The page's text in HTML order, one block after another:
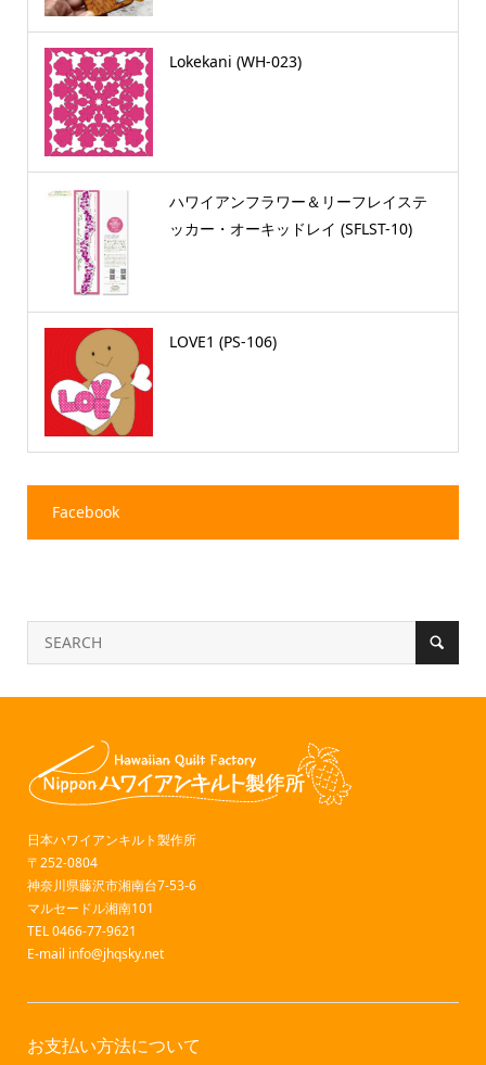
Lokekani (WH-023)
ハワイアンフラワー＆リーフレイステ
ッカー・オーキッドレイ (SFLST-10)
LOVE1 (PS-106)
Facebook
日本ハワイアンキルト製作所
〒252-0804
神奈川県藤沢市湘南台7-53-6
マルセードル湘南101
TEL 0466-77-9621
E-mail info@jhqsky.net
お支払い方法について